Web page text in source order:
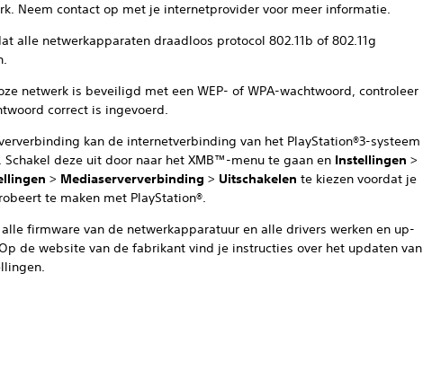
Neem contact op met je internetprovider voor meer informatie.
alle netwerkapparaten draadloos protocol 802.11b of 802.11g
netwerk is beveiligd met een WEP- of WPA-wachtwoord, controleer
correct is ingevoerd.
kan de internetverbinding van het PlayStation®3-systeem
Schakel deze uit door naar het XMB™-menu te gaan en Instellingen >
> Mediaserververbinding > Uitschakelen te kiezen voordat je
te maken met PlayStation®.
firmware van de netwerkapparatuur en alle drivers werken en up-
de website van de fabrikant vind je instructies over het updaten van